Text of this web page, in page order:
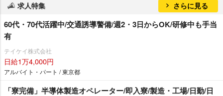
求人特集 さらに見る
60代・70代活躍中/交通誘導警備/週2・3日からOK/研修中も手当
有
テイケイ株式会社
日給1万4,000円
アルバイト・パート / 東京都
「寮完備」半導体製造オペレーター/即入寮/製造・工場/日勤/日